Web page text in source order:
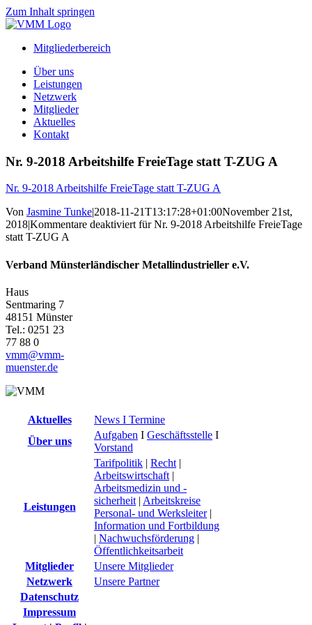
Zum Inhalt springen
Mitgliederbereich
Über uns
Leistungen
Netzwerk
Mitglieder
Aktuelles
Kontakt
Nr. 9-2018 Arbeitshilfe FreieTage statt T-ZUG A
Nr. 9-2018 Arbeitshilfe FreieTage statt T-ZUG A
Von Jasmine Tunke|2018-11-21T13:17:28+01:00November 21st,
2018|Kommentare deaktiviertfür Nr. 9-2018 Arbeitshilfe FreieTage
statt T-ZUG A
Verband Münsterländischer Metallindustrieller e.V.
Haus
Sentmaring 7
48151 Münster
Tel.: 0251 23
77 88 0
vmm@vmm-
muenster.de
Aktuelles
News I Termine
Über uns
Aufgaben I Geschäftsstelle I
Vorstand
Leistungen
Tarifpolitik | Recht |
Arbeitswirtschaft |
Arbeitsmedizin und -
sicherheit | Arbeitskreise
Personal- und Werksleiter|
Information und Fortbildung
| Nachwuchsförderung |
Öffentlichkeitsarbeit
Mitglieder
Unsere Mitglieder
Netzwerk
Unsere Partner
Datenschutz
Impressum